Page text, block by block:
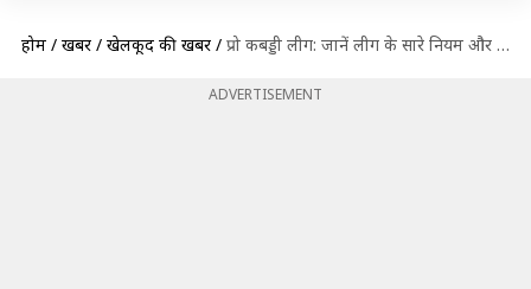
होम / खबरें / खेलकूद की खबरें / प्रो कबड्डी लीग: जानें लीग के सारे नियम और अहम जानकारियां
ADVERTISEMENT